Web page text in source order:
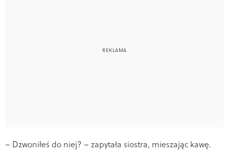
– Dzwoniłeś do niej? – zapytała siostra, mieszając kawę.